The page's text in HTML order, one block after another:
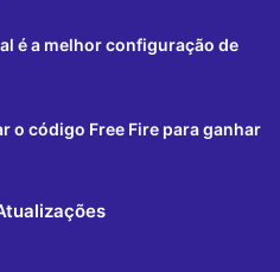
é a melhor configuração de
o código Free Fire para ganhar